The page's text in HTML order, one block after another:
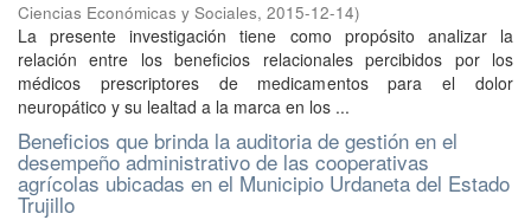
Ciencias Económicas y Sociales, 2015-12-14)
La presente investigación tiene como propósito analizar la
relación entre los beneficios relacionales percibidos por los
médicos prescriptores de medicamentos para el dolor
neuropático y su lealtad a la marca en los ...
Beneficios que brinda la auditoria de gestión en el
desempeño administrativo de las cooperativas
agrícolas ubicadas en el Municipio Urdaneta del Estado
Trujillo